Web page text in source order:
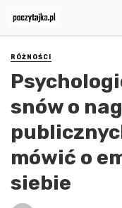
RÓŻNOŚCI
snów o
mówić o
siebie